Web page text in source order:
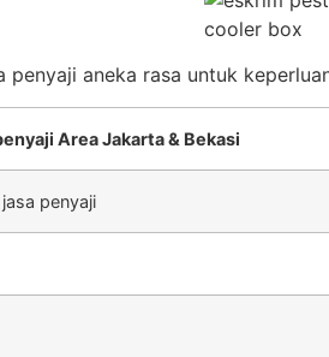
penyaji aneka rasa untuk
Area Jakarta & Bekasi
penyaji